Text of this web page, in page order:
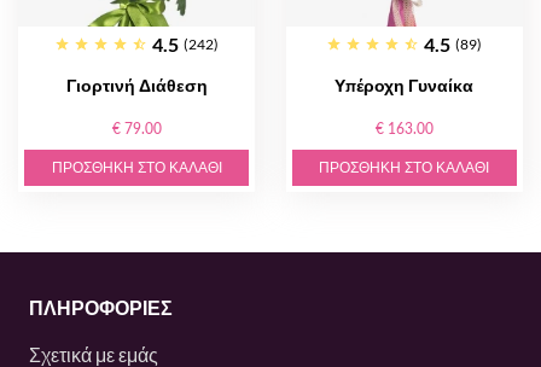
4.5 (242)
Γιορτινή Διάθεση
€ 79.00
ΠΡΟΣΘΉΚΗ ΣΤΟ ΚΑΛΆΘΙ
4.5 (89)
Υπέροχη Γυναίκα
€ 163.00
ΠΡΟΣΘΉΚΗ ΣΤΟ ΚΑΛΆΘΙ
ΠΛΗΡΟΦΟΡΙΕΣ
Σχετικά με εμάς